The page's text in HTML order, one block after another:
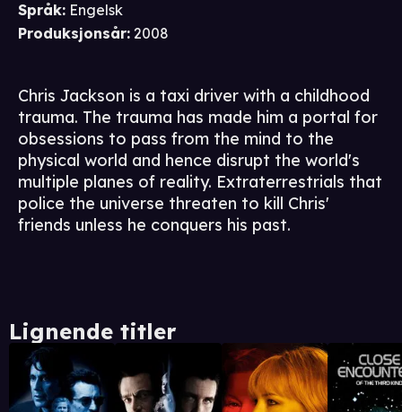
Språk: Engelsk
Produksjonsår: 2008
Chris Jackson is a taxi driver with a childhood
trauma. The trauma has made him a portal for
obsessions to pass from the mind to the
physical world and hence disrupt the world's
multiple planes of reality. Extraterrestrials that
police the universe threaten to kill Chris'
friends unless he conquers his past.
Lignende titler